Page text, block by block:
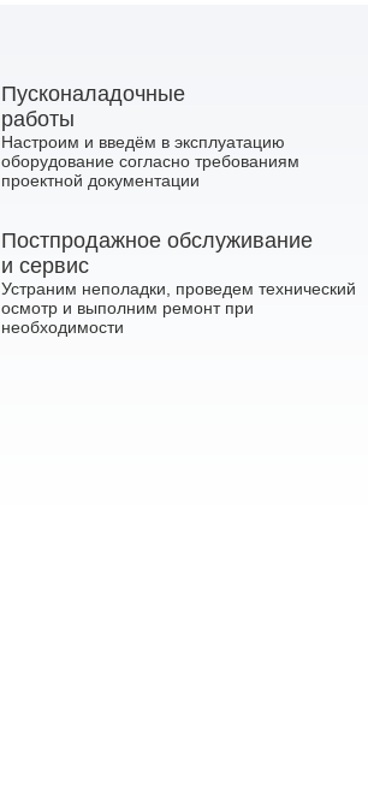
Пусконаладочные
работы
Настроим и введём в эксплуатацию
оборудование согласно требованиям
проектной документации
Постпродажное обслуживание
и сервис
Устраним неполадки, проведем технический
осмотр и выполним ремонт при
необходимости